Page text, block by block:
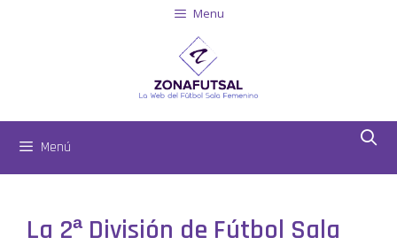
Menu
Menú
La 2ª División de Fútbol Sala